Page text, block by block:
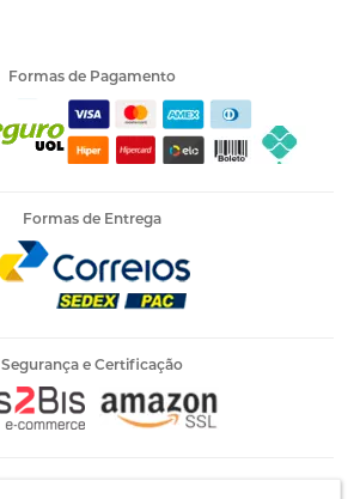
Formas de Pagamento
Formas de Entrega
Segurança e Certificação